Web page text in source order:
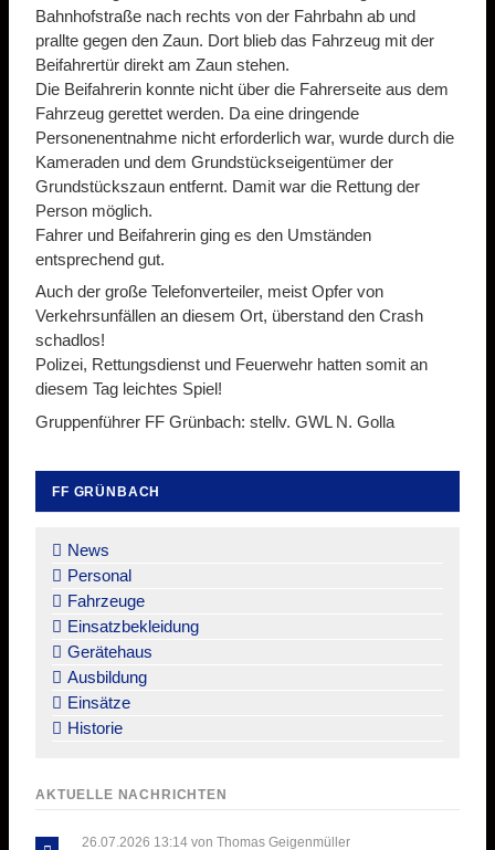
Bahnhofstraße nach rechts von der Fahrbahn ab und
prallte gegen den Zaun. Dort blieb das Fahrzeug mit der
Beifahrertür direkt am Zaun stehen.
Die Beifahrerin konnte nicht über die Fahrerseite aus dem
Fahrzeug gerettet werden. Da eine dringende
Personenentnahme nicht erforderlich war, wurde durch die
Kameraden und dem Grundstückseigentümer der
Grundstückszaun entfernt. Damit war die Rettung der
Person möglich.
Fahrer und Beifahrerin ging es den Umständen
entsprechend gut.
Auch der große Telefonverteiler, meist Opfer von
Verkehrsunfällen an diesem Ort, überstand den Crash
schadlos!
Polizei, Rettungsdienst und Feuerwehr hatten somit an
diesem Tag leichtes Spiel!
Gruppenführer FF Grünbach: stellv. GWL N. Golla
FF GRÜNBACH
überspringen
News
Personal
Fahrzeuge
Einsatzbekleidung
Gerätehaus
Ausbildung
Einsätze
Historie
AKTUELLE NACHRICHTEN
26.07.2026 13:14von Thomas Geigenmüller